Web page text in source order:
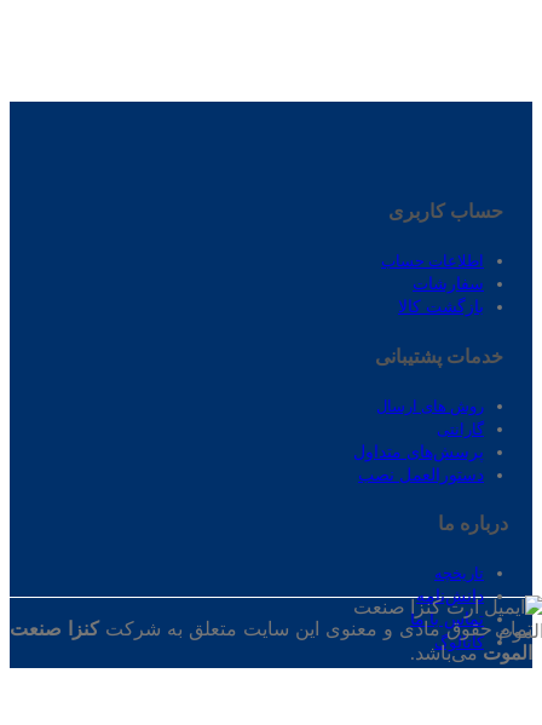
حساب کاربری
اطلاعات حساب
سفارشات
بازگشت کالا
خدمات پشتیبانی
روش های ارسال
گارانتی
پرسش‌های متداول
دستورالعمل نصب
درباره ‌ما
تاریخچه
دانش‌نامه
تماس‌ با‌ ما
کاتالوگ
تمام حقوق مادی و معنوی این سایت متعلق به شرکت کنزا صنعت
الموتمی‌باشد.